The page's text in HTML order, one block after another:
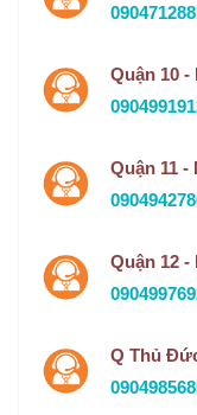
Quận 10 -
Quận 11 -
Quận 12
Q Thủ